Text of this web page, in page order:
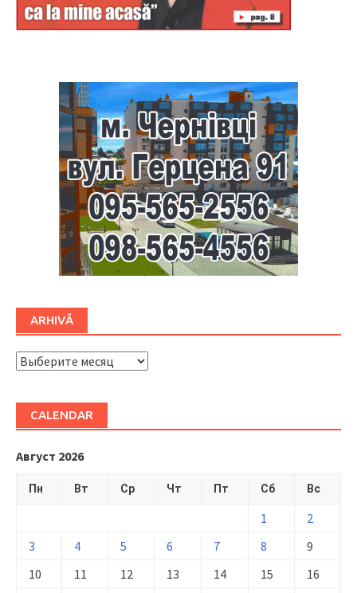
ARHIVĂ
ARHIVĂ
CALENDAR
Август 2026
Пн Вт Ср Чт Пт Сб Вс
1
2
3
4 5 6 7 8
9
10
11 12 13 14 15
16